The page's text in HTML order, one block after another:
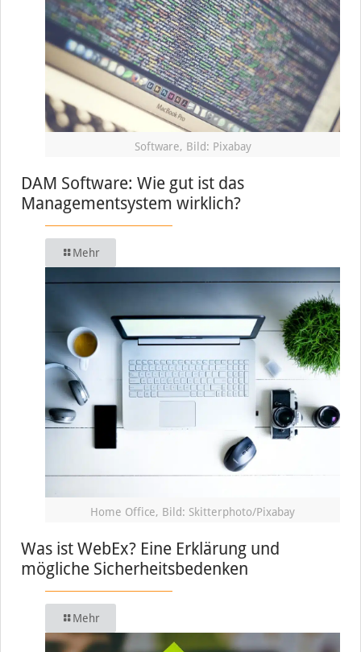
Software, Bild: Pixabay
DAM Software: Wie gut ist das
Managementsystem wirklich?
Mehr
Home Office, Bild: Skitterphoto/Pixabay
Was ist WebEx? Eine Erklärung und
mögliche Sicherheitsbedenken
Mehr